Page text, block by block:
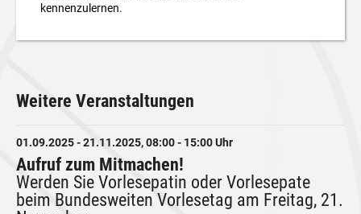
kennenzulernen.
Weitere Veranstaltungen
01.09.2025 - 21.11.2025, 08:00 - 15:00 Uhr
Aufruf zum Mitmachen!
Werden Sie Vorlesepatin oder Vorlesepate
beim Bundesweiten Vorlesetag am Freitag, 21.